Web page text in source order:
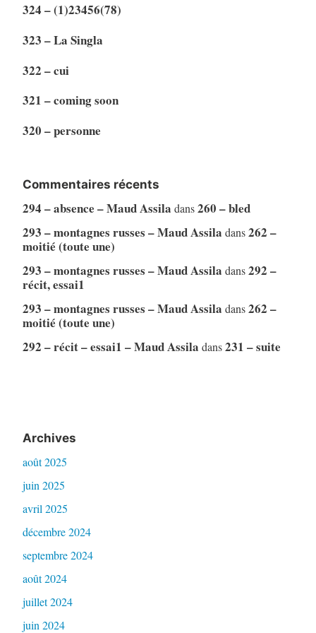
324 – (1)23456(78)
323 – La Singla
322 – cui
321 – coming soon
320 – personne
Commentaires récents
294 – absence – Maud Assila dans260 – bled
293 – montagnes russes – Maud Assila dans262 –
moitié (toute une)
293 – montagnes russes – Maud Assila dans292 –
récit, essai1
293 – montagnes russes – Maud Assila dans262 –
moitié (toute une)
292 – récit – essai1 – Maud Assila dans231 – suite
Archives
août 2025
juin 2025
avril 2025
décembre 2024
septembre 2024
août 2024
juillet 2024
juin 2024